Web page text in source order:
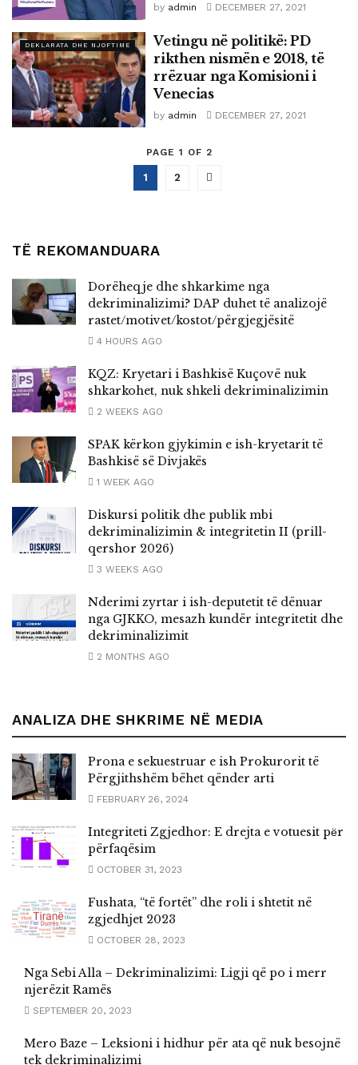
by admin DECEMBER 27, 2021
DEKLARATA DHE NJOFTIME
Vetingu në politikë: PD
rikthen nismën e 2018, të
rrëzuar nga Komisioni i
Venecias
by admin DECEMBER 27, 2021
PAGE 1 OF 2
1 2
TË REKOMANDUARA
Dorëheqje dhe shkarkime nga
dekriminalizimi? DAP duhet të analizojë
rastet/motivet/kostot/përgjegjësitë
4 HOURS AGO
KQZ: Kryetari i Bashkisë Kuçovë nuk
shkarkohet, nuk shkeli dekriminalizimin
2 WEEKS AGO
SPAK kërkon gjykimin e ish-kryetarit të
Bashkisë së Divjakës
1 WEEK AGO
Diskursi politik dhe publik mbi
dekriminalizimin & integritetin II (prill-
qershor 2026)
3 WEEKS AGO
Nderimi zyrtar i ish-deputetit të dënuar
nga GJKKO, mesazh kundër integritetit dhe
dekriminalizimit
2 MONTHS AGO
ANALIZA DHE SHKRIME NË MEDIA
Prona e sekuestruar e ish Prokurorit të
Përgjithshëm bëhet qënder arti
FEBRUARY 26, 2024
Integriteti Zgjedhor: E drejta e votuesit pёr
përfaqësim
OCTOBER 31, 2023
Fushata, “të fortët” dhe roli i shtetit në
zgjedhjet 2023
OCTOBER 28, 2023
Nga Sebi Alla – Dekriminalizimi: Ligji që po i merr
njerëzit Ramës
SEPTEMBER 20, 2023
Mero Baze – Leksioni i hidhur për ata që nuk besojnë
tek dekriminalizimi